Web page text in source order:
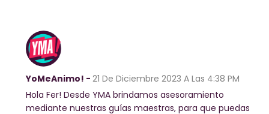
YoMeAnimo! - 21 De Diciembre 2023 A Las 4:38 PM
Hola Fer! Desde YMA brindamos asesoramiento
mediante nuestras guías maestras, para que puedas